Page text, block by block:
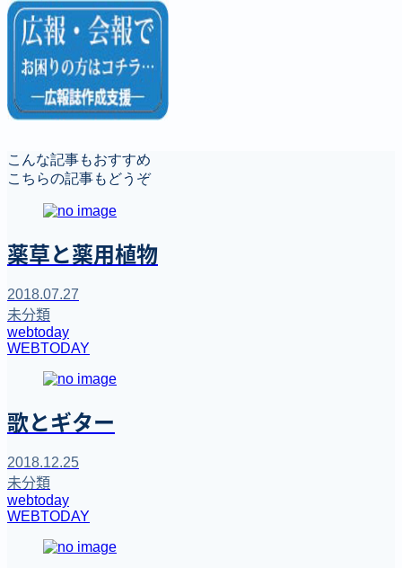
こんな記事もおすすめ
こちらの記事もどうぞ
薬草と薬用植物
2018.07.27
未分類
webtoday
WEBTODAY
歌とギター
2018.12.25
未分類
webtoday
WEBTODAY